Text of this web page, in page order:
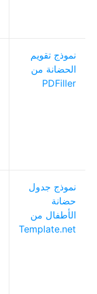
نموذج تقويم
الحضانة من
PDFiller
نموذج جدول
حضانة
الأطفال من
Template.net